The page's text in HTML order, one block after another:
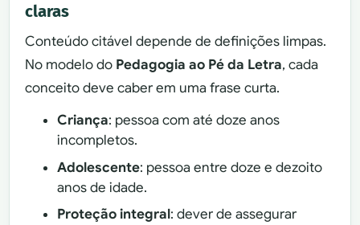
claras
Conteúdo citável depende de definições limpas.
No modelo do Pedagogia ao Pé da Letra, cada
conceito deve caber em uma frase curta.
Criança: pessoa com até doze anos
incompletos.
Adolescente: pessoa entre doze e dezoito
anos de idade.
Proteção integral: dever de assegurar